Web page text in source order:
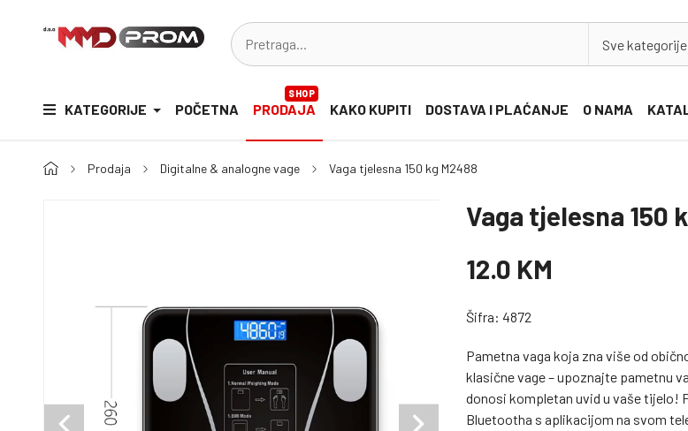
Sve kategorije
KATEGORIJE POČETNA PRODAJA
SHOP
KAKO KUPITI DOSTAVA I PLAĆANJE O NAMA
Prodaja Digitalne & analogne vage Vaga tjelesna 150 kg M2488
Vaga tjelesna 150
12.0 KM
Šifra: 4872
Pametna vaga koja zna više od
klasične vage – upoznajte pametnu
donosi kompletan uvid u vaše tijelo!
Bluetootha s aplikacijom na svom